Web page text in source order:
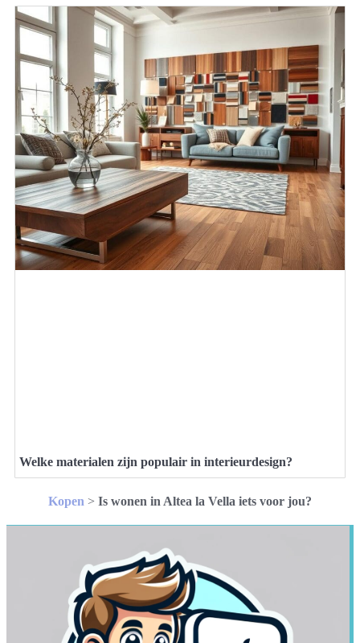
Welke materialen zijn populair in interieurdesign?
Kopen > Is wonen in Altea la Vella iets voor jou?